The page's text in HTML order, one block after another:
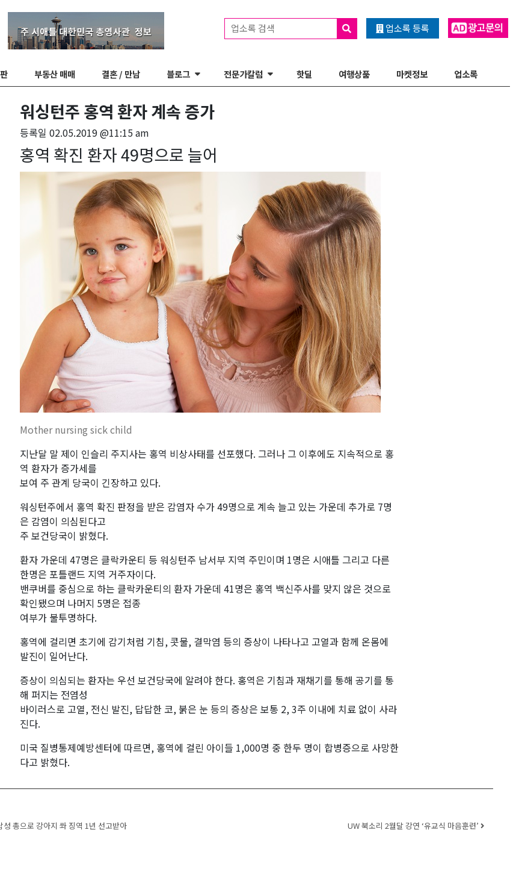
업소록 등록
업소록 검색
부동산 매매 결혼 / 만남 블로그 전문가칼럼 핫딜 여행상품 마켓정보 업소록
워싱턴주 홍역 환자 계속 증가
등록일02.05.2019 @11:15 am
홍역 확진 환자 49명으로 늘어
Mother nursing sick child
지난달 말 제이 인슬리 주지사는 홍역 비상사태를 선포했다. 그러나 그 이후에도 지속적으로 홍
역 환자가 증가세를
보여 주 관계 당국이 긴장하고 있다.
워싱턴주에서 홍역 확진 판정을 받은 감염자 수가 49명으로 계속 늘고 있는 가운데 추가로 7명
은 감염이 의심된다고
주 보건당국이 밝혔다.
환자 가운데 47명은 클락카운티 등 워싱턴주 남서부 지역 주민이며 1명은 시애틀 그리고 다른
한명은 포틀랜드 지역 거주자이다.
밴쿠버를 중심으로 하는 클락카운티의 환자 가운데 41명은 홍역 백신주사를 맞지 않은 것으로
확인됐으며 나머지 5명은 접종
여부가 불투명하다.
홍역에 걸리면 초기에 감기처럼 기침, 콧물, 결막염 등의 증상이 나타나고 고열과 함께 온몸에
발진이 일어난다.
증상이 의심되는 환자는 우선 보건당국에 알려야 한다. 홍역은 기침과 재채기를 통해 공기를 통
해 퍼지는 전염성
바이러스로 고열, 전신 발진, 답답한 코, 붉은 눈 등의 증상은 보통 2, 3주 이내에 치료 없이 사라
진다.
미국 질병통제예방센터에 따르면, 홍역에 걸린 아이들 1,000명 중 한두 명이 합병증으로 사망한
다고 밝혔다.
총으로 강아지 쏴 징역 1년 선고받아 UW 북소리 2월달 강연 ‘유교식 마음훈련’